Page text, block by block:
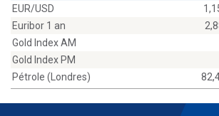
EUR/USD
Euribor 1 an
Gold Index AM
Gold Index PM
Pétrole (Londres)